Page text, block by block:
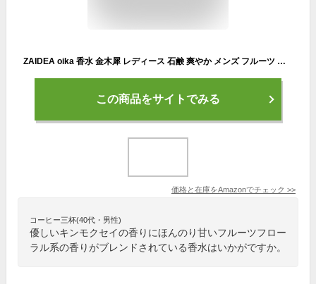
ZAIDEA oika 香水 金木犀 レディース 石鹸 爽やか メンズ フルーツ フローラル 柑橘系 サボン 甘い ムスク 30ml オードトワレ
この商品をサイトでみる
価格と在庫をAmazonでチェック >>
コーヒー三杯(40代・男性)
優しいキンモクセイの香りにほんのり甘いフルーツフロー
ラル系の香りがブレンドされている香水はいかがですか。